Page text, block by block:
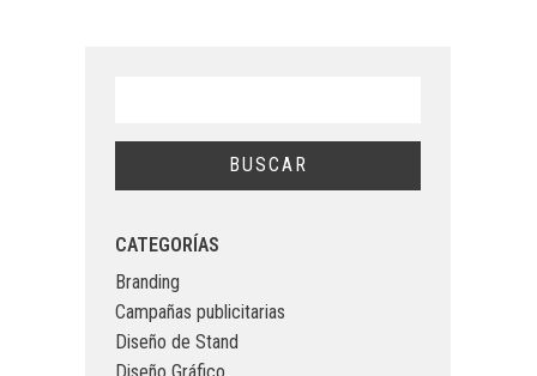
CATEGORÍAS
Branding
Campañas publicitarias
Diseño de Stand